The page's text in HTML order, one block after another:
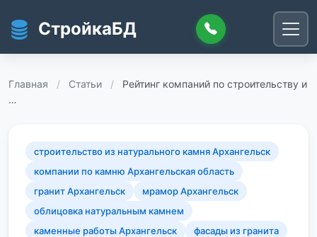
СтройкаБД
Главная / Статьи /
Рейтинг компаний по строительству и
…
строительство из натурального камня Архангельск
компании по камню Архангельская область
гранит Архангельск
мрамор Архангельск
облицовка натуральным камнем
каменные работы Архангельск
фасады из гранита